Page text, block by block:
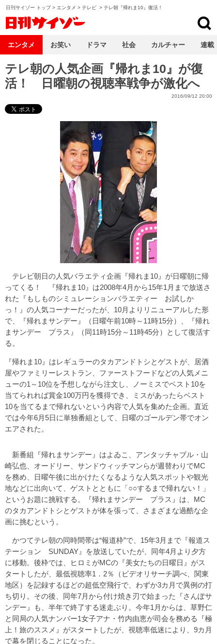
日刊サイゾー トップ> エンタメ > テレビ > テレ朝『帰れま10』復活！
テレ朝の人気企画『帰れま10』が復
活！ 日曜朝の視聴率戦争が激化へ
2016/09/12 20:00
テレビ朝日の人気バラエティ企画『帰れま10』が日曜朝に帰
ってくる！ 『帰れま10』は2008年4月から15年1月まで放送さ
れた『もしものシミュレーションバラエティー お試しか
っ！』の人気コーナーだったが、10月よりリニューアルした形
で、『帰れまサンデー』（日曜午前10時～11時15分）、『帰れ
まサンデー プラス』（同11時15分～11時45分）として復活す
る。
『帰れま10』はレギュラーのタカアンドトシとゲストが、居酒
屋やファミリーレストラン、ファーストフードなどの人気メニ
ューの1～10位を予想しながら注文し、ノーミスでベスト10を
当てられれば賞金100万円を獲得でき、ミスがあったらベスト
10を当てるまで帰れないという内容で人気を集めた企画。直近
では今年6月5日に単独番組として、日曜のゴールデン帯でオン
エアされた。
新番組『帰れまサンデー』はよゐこ、アンタッチャブル・山
崎弘也、オードリー、サンドウィッチマンらが週替わりでMC
を務め、日曜午後に出かけたくなるような人気スポットや観光
地などに出向いて、ゲストとともに「○○するまで帰れない！」
というお題に挑戦する。『帰れまサンデー プラス』は、MC
のタカアンドトシとゲストが体を張って、さまざまな過酷な企
画に挑むという。
かつてテレ朝の同時間帯は“報道枠”で、15年3月まで『報道ス
テーション SUNDAY』を放送していたが、同年4月より夕方
に移動。後枠では、ヒロミがMCの『美女たちの日曜日』がス
タートしたが、最低視聴率1．2％（ビデオリサーチ調べ、関東
地区）を記録するほどの超低空飛行で、わずか3カ月で異例の打
ち切り。その後、同年7月から付け焼き刃で始まった『さんぽサ
ンデー』も、半年で終了する迷走ぶり。今年1月からは、草野仁
と同局の人気ナンバー1女子アナ・竹内由恵が司会を務める『極
上！旅のススメ』がスタートしたが、視聴率低迷により、9カ月
で幕を閉じることになった。
エンタメ お笑い ドラマ 社会 カルチャー 連載